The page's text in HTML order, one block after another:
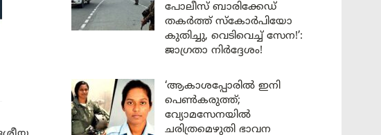
പോലീസ് ബാരിക്കേഡ്
തകർത്ത് സ്കോർപിയോ
കുതിച്ചു, വെടിവെച്ച് സേന!’:
ജാഗ്രതാ നിർദ്ദേശം!
‘ആകാശപ്പോരിൽ ഇനി
പെൺകരുത്ത്;
വ്യോമസേനയിൽ
ചരിത്രമെഴുതി ഭാവന